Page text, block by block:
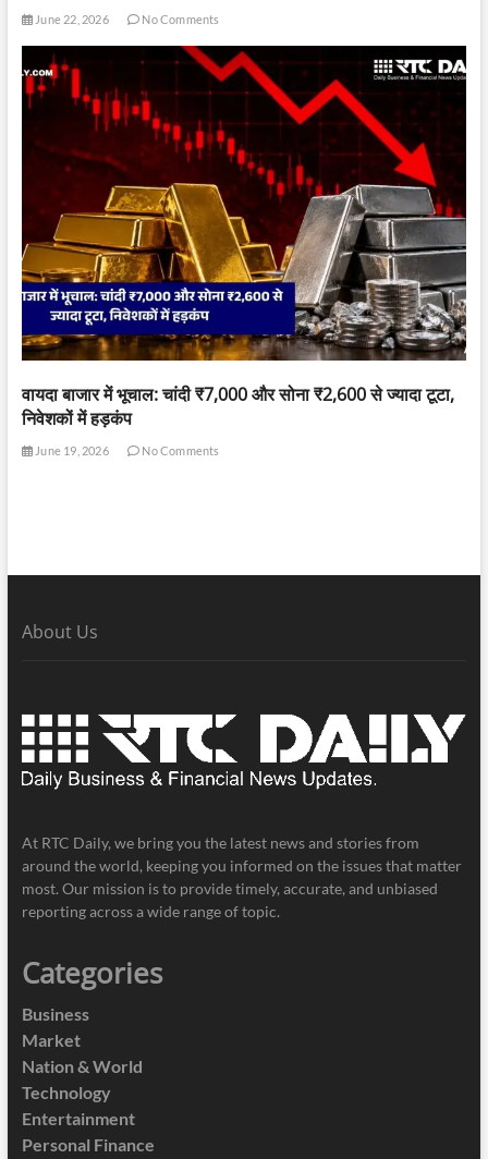
June 22, 2026 No Comments
वायदा बाजार में भूचाल: चांदी ₹7,000 और सोना ₹2,600 से ज्यादा टूटा,
निवेशकों में हड़कंप
June 19, 2026 No Comments
About Us
At RTC Daily, we bring you the latest news and stories from
around the world, keeping you informed on the issues that matter
most. Our mission is to provide timely, accurate, and unbiased
reporting across a wide range of topic.
Categories
Business
Market
Nation & World
Technology
Entertainment
Personal Finance